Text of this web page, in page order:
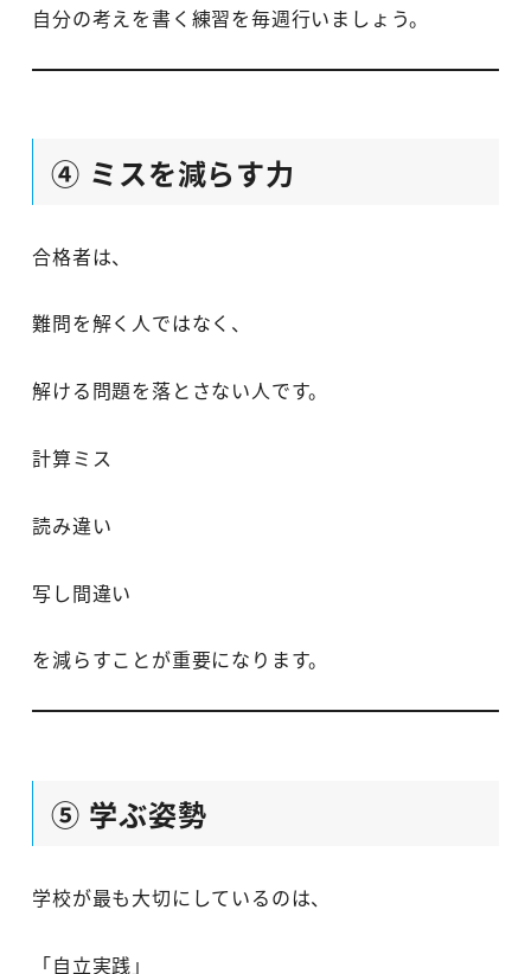
自分の考えを書く練習を毎週行いましょう。
④ ミスを減らす力
合格者は、
難問を解く人ではなく、
解ける問題を落とさない人です。
計算ミス
読み違い
写し間違い
を減らすことが重要になります。
⑤ 学ぶ姿勢
学校が最も大切にしているのは、
「自立実践」